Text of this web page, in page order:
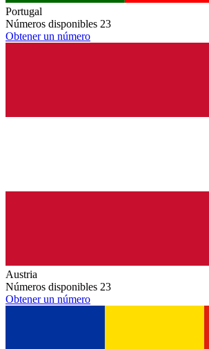
Portugal
Números disponibles 23
Obtener un número
Austria
Números disponibles 23
Obtener un número